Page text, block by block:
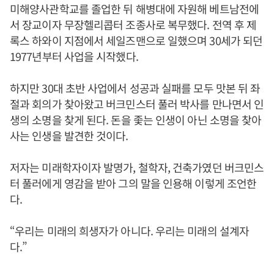
미해양사관학교를 졸업한 뒤 해병대에 자원해 베트남전에
서 장교이자 무장헬리콥터 조종사로 복무했다. 전역 후 제
록스 하와이 지점에서 세일즈맨으로 일했으며 30세가 되던
1977년부터 사업을 시작했다.
하지만 30대 초반 사업에서 성공과 실패를 모두 맛본 뒤 좌
절과 회의가 찾아왔고 버크민스터 풀러 박사를 만나면서 인
생의 소명을 찾게 된다. 돈을 좇는 인생이 아닌 소명을 찾아
사는 인생을 발견한 것이다.
저자는 미래학자이자 발명가, 철학자, 건축가였던 버크민스
터 풀러에게 영감을 받아 그의 말을 인용해 이렇게 조언한
다.
“우리는 미래의 희생자가 아니다. 우리는 미래의 설계자
다.”